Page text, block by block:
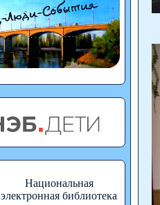
Национальная
электронная библиотека